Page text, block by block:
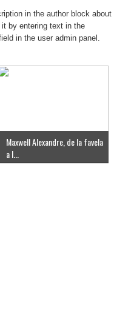
in the author block about
by entering text in the
in the user admin panel.
Maxwell Alexandre, de la favela
a l...